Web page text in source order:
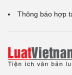
Thông báo hợp